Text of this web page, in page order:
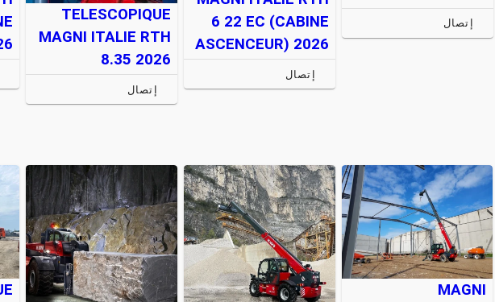
إتصال
6 22 EC (CABINE
ASCENCEUR) 2026
إتصال
TELESCOPIQUE
MAGNI ITALIE RTH
8.35 2026
إتصال
MAGNI